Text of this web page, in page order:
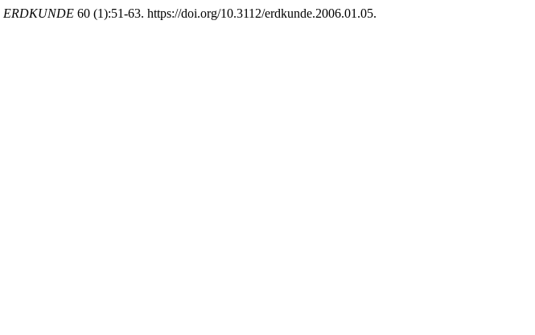
ERDKUNDE 60 (1):51-63. https://doi.org/10.3112/erdkunde.2006.01.05.